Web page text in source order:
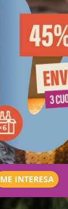
ME INTERESA